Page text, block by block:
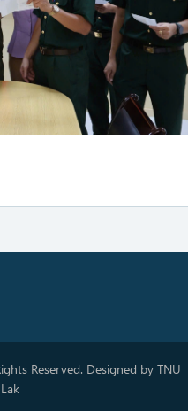
Reserved. Designed by TNU